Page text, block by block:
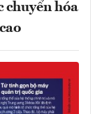
chuyển hóa